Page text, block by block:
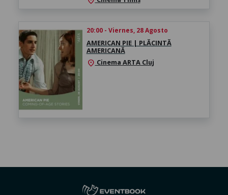
20:00 - Viernes, 28 Agosto
AMERICAN PIE | PLĂCINTĂ
AMERICANĂ
location_on Cinema ARTA Cluj